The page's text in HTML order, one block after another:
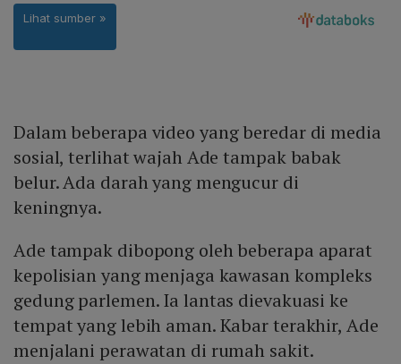
Dalam beberapa video yang beredar di media
sosial, terlihat wajah Ade tampak babak
belur. Ada darah yang mengucur di
keningnya.
Ade tampak dibopong oleh beberapa aparat
kepolisian yang menjaga kawasan kompleks
gedung parlemen. Ia lantas dievakuasi ke
tempat yang lebih aman. Kabar terakhir, Ade
menjalani perawatan di rumah sakit.